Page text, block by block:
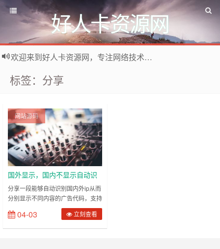
好人卡资源网
欢迎来到好人卡资源网，专注网络技术资源收集，我们不仅是网络资源的搬运工，也生产原创资源。寻找资源请留言或关注公众号:烈日下的男人
标签：分享
网站源码
国外显示，国内不显示自动识
别IP的广告代码
分享一段能够自动识别国内外ip从而
分别显示不同内容的广告代码，支持
只对国外IP或者国内IP显示或者对特
定区域的IP显示。 代码可以自己编
辑是否对国内显示或者只显示国外用
04-03 立刻查看